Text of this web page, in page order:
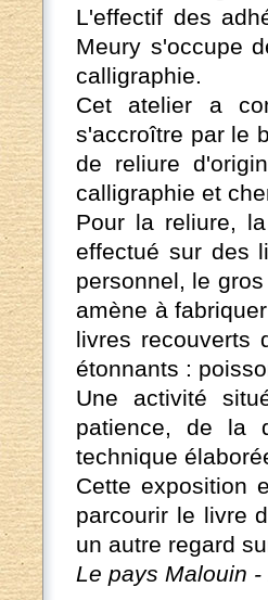
L'effectif des
Meury s'occupe
calligraphie.
Cet atelier a
s'accroître par le
de reliure
calligraphie et
Pour la reliure,
effectué sur des
personnel, le
amène à
livres recouverts
étonnants :
Une activité
patience, de la
technique
Cette exposition
parcourir le livre
un autre regard
Le pays Malouin